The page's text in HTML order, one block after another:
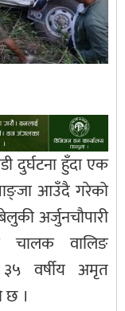
दुर्घटना हुँदा एक
आउँदै गरेको
अर्जुनचौपारी
चालक वालिङ
३५ वर्षीय अमृत
छ ।